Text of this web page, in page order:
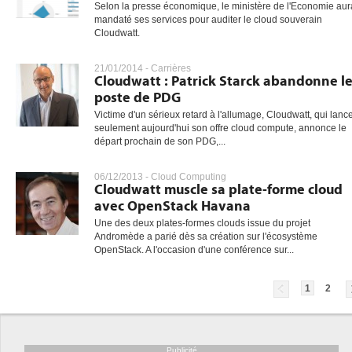
Selon la presse économique, le ministère de l'Economie
mandaté ses services pour auditer le cloud souverain
Cloudwatt.
21/01/2014 - Carrières
Cloudwatt : Patrick Starck abandonne le
poste de PDG
Victime d'un sérieux retard à l'allumage, Cloudwatt, qui
seulement aujourd'hui son offre cloud compute, annonce le
départ prochain de son PDG,...
06/12/2013 - Cloud Computing
Cloudwatt muscle sa plate-forme cloud
avec OpenStack Havana
Une des deux plates-formes clouds issue du projet
Andromède a parié dès sa création sur l'écosystème
OpenStack. A l'occasion d'une conférence sur...
1 2
Publicité